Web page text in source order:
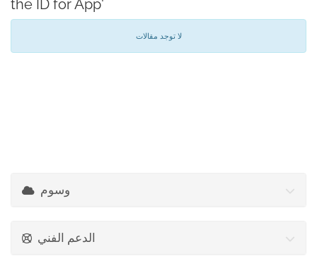
the ID for App'
لا توجد مقالات
وسوم
الدعم الفني